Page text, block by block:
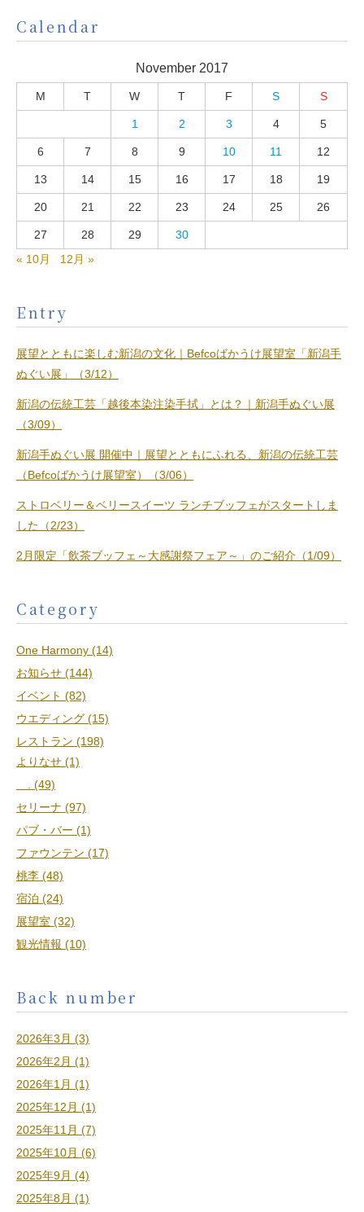
Calendar
November 2017
M T W T F S S
1 2 3 4 5
6 7 8 9 10 11 12
13 14 15 16 17 18 19
20 21 22 23 24 25 26
27 28 29
30
« 10月
12月 »
Entry
展望とともに楽しむ新潟の文化｜Befcoばかうけ展望室「新潟手
ぬぐい展」（3/12）
新潟の伝統工芸「越後本染注染手拭」とは？｜新潟手ぬぐい展
（3/09）
新潟手ぬぐい展 開催中｜展望とともにふれる、新潟の伝統工芸
（Befcoばかうけ展望室）（3/06）
ストロベリー＆ベリースイーツ ランチブッフェがスタートしま
した（2/23）
2月限定「飲茶ブッフェ～大感謝祭フェア～」のご紹介（1/09）
Category
One Harmony (14)
お知らせ (144)
イベント (82)
ウエディング (15)
レストラン (198)
よりなせ (1)
. (49)
セリーナ (97)
パブ・バー (1)
ファウンテン (17)
桃李 (48)
宿泊 (24)
展望室 (32)
観光情報 (10)
Back number
2026年3月 (3)
2026年2月 (1)
2026年1月 (1)
2025年12月 (1)
2025年11月 (7)
2025年10月 (6)
2025年9月 (4)
2025年8月 (1)